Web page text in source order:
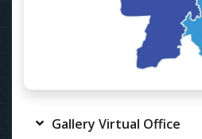
Gallery Virtual Office